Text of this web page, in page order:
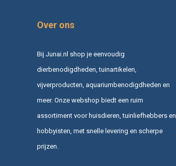
Over ons
Bij Junai.nl shop je eenvoudig
dierbenodigdheden, tuinartikelen,
vijverproducten, aquariumbenodigdheden en
meer. Onze webshop biedt een ruim
assortiment voor huisdieren, tuinliefhebbers en
hobbyisten, met snelle levering en scherpe
prijzen.